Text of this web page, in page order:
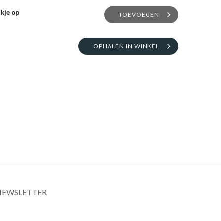
op TOEVOEGEN
OPHALEN IN WINKEL